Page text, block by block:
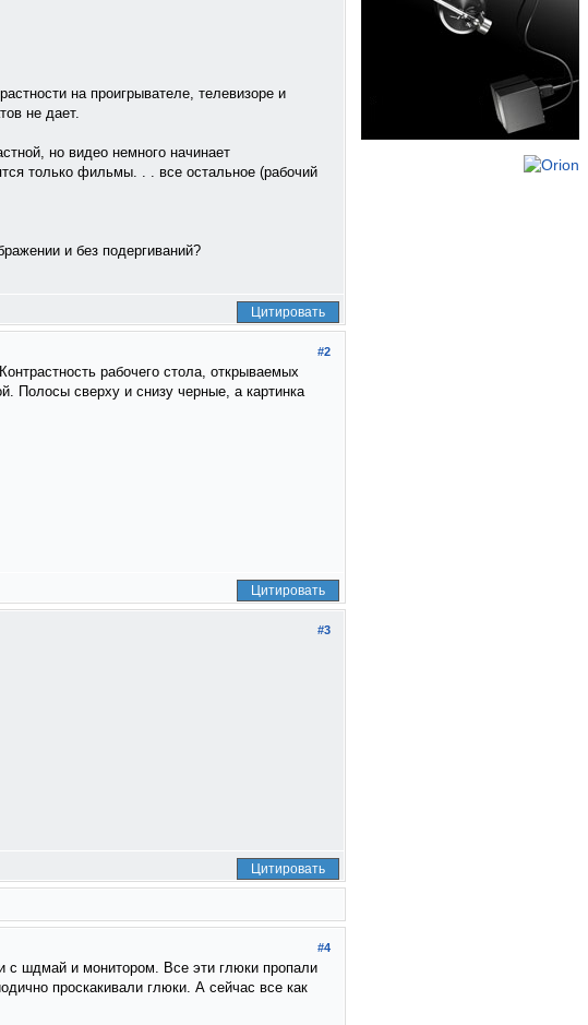
на проигрывателе, телевизоре и
не дает.
но видео немного начинает
только фильмы. . . все остальное (рабочий
и без подергиваний?
Цитировать
#2
рабочего стола, открываемых
Полосы сверху и снизу черные, а картинка
Цитировать
#3
Цитировать
#4
с шдмай и монитором. Все эти глюки пропали
проскакивали глюки. А сейчас все как